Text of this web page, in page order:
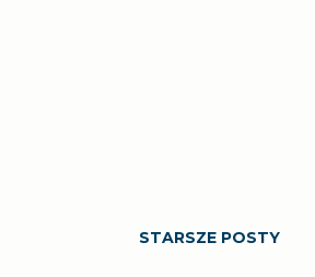
STARSZE POSTY